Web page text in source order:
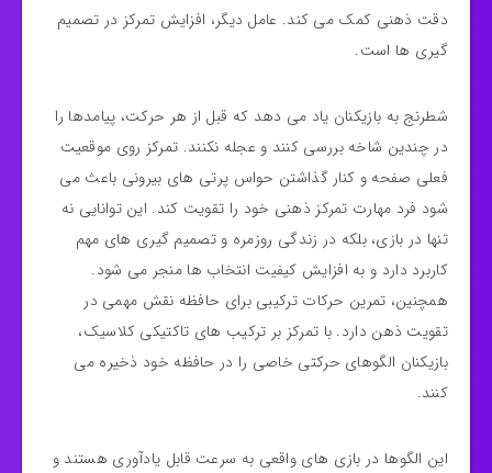
دقت ذهنی کمک می‌ کند. عامل دیگر، افزایش تمرکز در تصمیم‌
گیری‌ ها است.
شطرنج به بازیکنان یاد می دهد که قبل از هر حرکت، پیامدها را
در چندین شاخه بررسی کنند و عجله نکنند. تمرکز روی موقعیت
فعلی صفحه و کنار گذاشتن حواس‌ پرتی‌ های بیرونی باعث می‌
شود فرد مهارت تمرکز ذهنی خود را تقویت کند. این توانایی نه‌
تنها در بازی، بلکه در زندگی روزمره و تصمیم‌ گیری‌ های مهم
کاربرد دارد و به افزایش کیفیت انتخاب‌ ها منجر می‌ شود.
همچنین، تمرین حرکات ترکیبی برای حافظه نقش مهمی در
تقویت ذهن دارد. با تمرکز بر ترکیب‌ های تاکتیکی کلاسیک،
بازیکنان الگوهای حرکتی خاصی را در حافظه خود ذخیره می‌
کنند.
این الگوها در بازی‌ های واقعی به سرعت قابل یادآوری هستند و